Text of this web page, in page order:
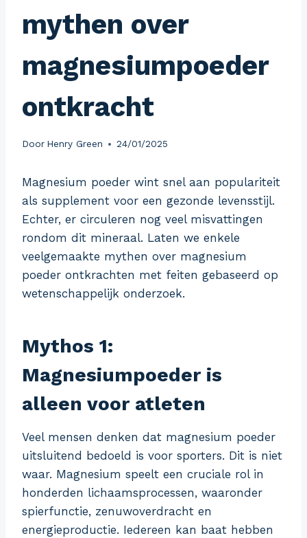
mythen over
magnesiumpoeder
ontkracht
Door Henry Green 24/01/2025
Magnesium poeder wint snel aan populariteit
als supplement voor een gezonde levensstijl.
Echter, er circuleren nog veel misvattingen
rondom dit mineraal. Laten we enkele
veelgemaakte mythen over magnesium
poeder ontkrachten met feiten gebaseerd op
wetenschappelijk onderzoek.
Mythos 1:
Magnesiumpoeder is
alleen voor atleten
Veel mensen denken dat magnesium poeder
uitsluitend bedoeld is voor sporters. Dit is niet
waar. Magnesium speelt een cruciale rol in
honderden lichaamsprocessen, waaronder
spierfunctie, zenuwoverdracht en
energieproductie. Iedereen kan baat hebben